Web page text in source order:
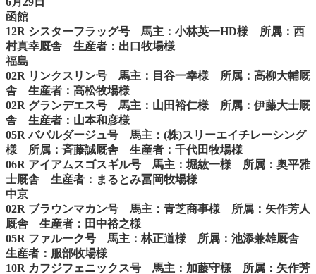
函館
12R シスターフラッグ号 馬主：小林英一HD様 所属：西
村真幸厩舎 生産者：出口牧場様
福島
02R リンクスリン号 馬主：目谷一幸様 所属：高柳大輔厩
舎 生産者：高松牧場様
02R グランデエス号 馬主：山田裕仁様 所属：伊藤大士厩
舎 生産者：山本和彦様
05R ババルダージュ号 馬主：(株)スリーエイチレーシング
様 所属：斉藤誠厩舎 生産者：千代田牧場様
06R アイアムスゴスギル号 馬主：堀紘一様 所属：奥平雅
士厩舎 生産者：まるとみ冨岡牧場様
中京
02R ブラウンマカン号 馬主：青芝商事様 所属：矢作芳人
厩舎 生産者：田中裕之様
05R ファルーク号 馬主：林正道様 所属：池添兼雄厩舎
生産者：服部牧場様
10R カフジフェニックス号 馬主：加藤守様 所属：矢作芳